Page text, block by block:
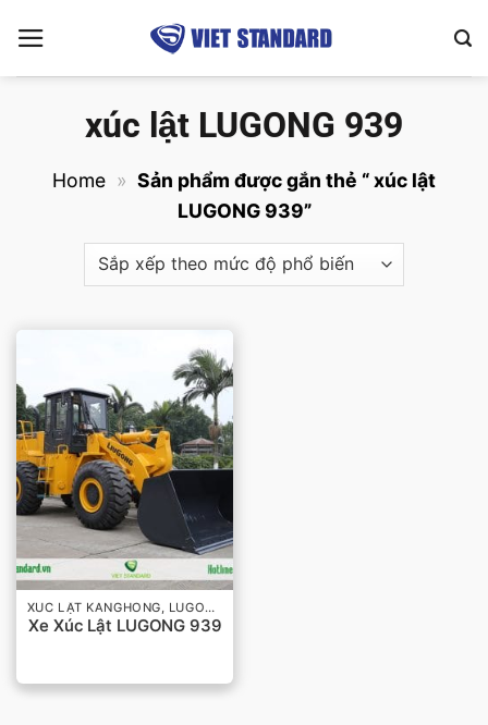
qua
nội
xúc lật LUGONG 939
Home » Sản phẩm được gắn thẻ “ xúc lật
LUGONG 939”
XÚC LẬT KANGHONG, LUGONG
Xe Xúc Lật LUGONG 939